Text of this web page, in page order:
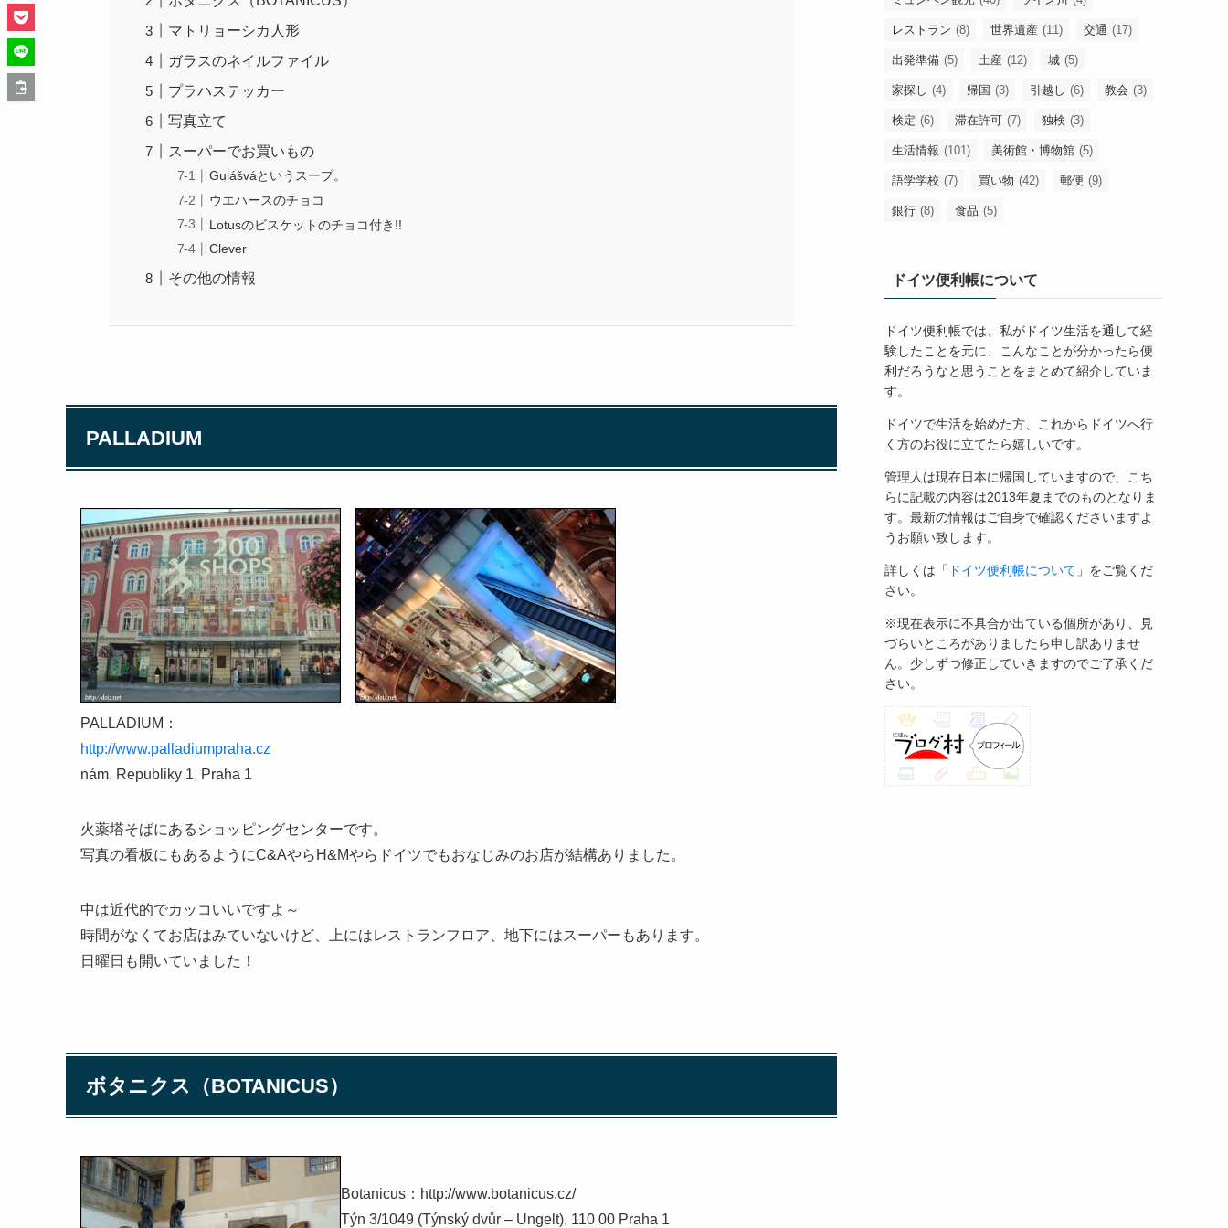
マトリョーシカ人形
ガラスのネイルファイル
プラハステッカー
写真立て
スーパーでお買いもの
Gulášváというスープ。
ウエハースのチョコ
Lotusのビスケットのチョコ付き!!
Clever
その他の情報
PALLADIUM
PALLADIUM：
http://www.palladiumpraha.cz
nám. Republiky 1, Praha 1
火薬塔そばにあるショッピングセンターです。
写真の看板にもあるようにC&AやらH&Mやらドイツでもおなじみのお店が結構ありました。
中は近代的でカッコいいですよ～
時間がなくてお店はみていないけど、上にはレストランフロア、地下にはスーパーもあります。
日曜日も開いていました！
ボタニクス（BOTANICUS）
Botanicus：http://www.botanicus.cz/
Týn 3/1049 (Týnský dvůr – Ungelt), 110 00 Praha 1
レストラン (8) 世界遺産 (11) 交通 (17)
出発準備 (5) 土産 (12) 城 (5)
家探し (4) 帰国 (3) 引越し (6) 教会 (3)
検定 (6) 滞在許可 (7) 独検 (3)
生活情報 (101) 美術館・博物館 (5)
語学学校 (7) 買い物 (42) 郵便 (9)
銀行 (8) 食品 (5)
ドイツ便利帳について
ドイツ便利帳では、私がドイツ生活を通して経
験したことを元に、こんなことが分かったら便
利だろうなと思うことをまとめて紹介していま
す。
ドイツで生活を始めた方、これからドイツへ行
く方のお役に立てたら嬉しいです。
管理人は現在日本に帰国していますので、こち
らに記載の内容は2013年夏までのものとなりま
す。最新の情報はご自身で確認くださいますよ
うお願い致します。
詳しくは「 ドイツ便利帳について 」をご覧くだ
さい。
※現在表示に不具合が出ている個所があり、見
づらいところがありましたら申し訳ありませ
ん。少しずつ修正していきますのでご了承くだ
さい。